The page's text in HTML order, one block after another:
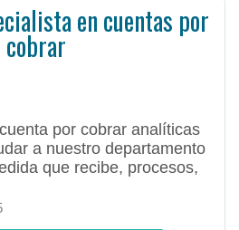
en cuentas por
cobrar
por cobrar analíticas
a nuestro departamento
que recibe, procesos,